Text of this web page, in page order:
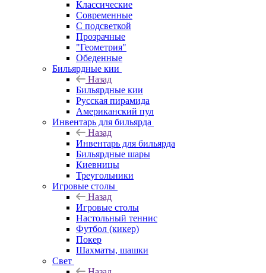
Классические
Современные
С подсветкой
Прозрачные
"Геометрия"
Обеденные
Бильярдные кии
Назад
Бильярдные кии
Русская пирамида
Американский пул
Инвентарь для бильярда
Назад
Инвентарь для бильярда
Бильярдные шары
Киевницы
Треугольники
Игровые столы
Назад
Игровые столы
Настольный теннис
Футбол (кикер)
Покер
Шахматы, шашки
Свет